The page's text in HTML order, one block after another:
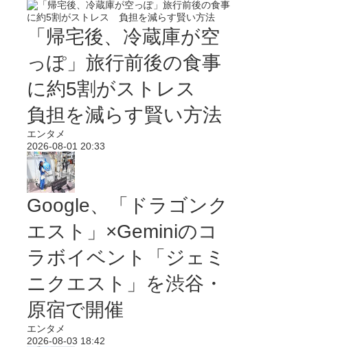
「帰宅後、冷蔵庫が空
っぽ」旅行前後の食事
に約5割がストレス
負担を減らす賢い方法
エンタメ
2026-08-01 20:33
Google、「ドラゴンク
エスト」×Geminiのコ
ラボイベント「ジェミ
ニクエスト」を渋谷・
原宿で開催
エンタメ
2026-08-03 18:42